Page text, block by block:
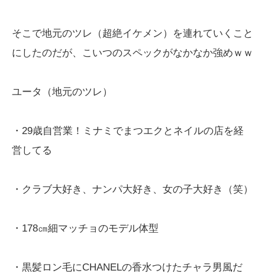
そこで地元のツレ（超絶イケメン）を連れていくこと
にしたのだが、こいつのスペックがなかなか強めｗｗ
ユータ（地元のツレ）
・29歳自営業！ミナミでまつエクとネイルの店を経
営してる
・クラブ大好き、ナンパ大好き、女の子大好き（笑）
・178㎝細マッチョのモデル体型
・黒髪ロン毛にCHANELの香水つけたチャラ男風だ